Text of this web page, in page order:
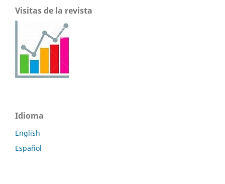
Visitas de la revista
Idioma
English
Español